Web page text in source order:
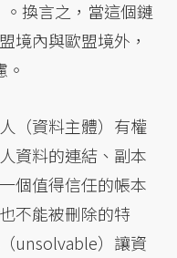
換言之，當這個鏈
境內與歐盟境外，
（資料主體）有權
資料的連結、副本
個值得信任的帳本
不能被刪除的特
unsolvable）讓資